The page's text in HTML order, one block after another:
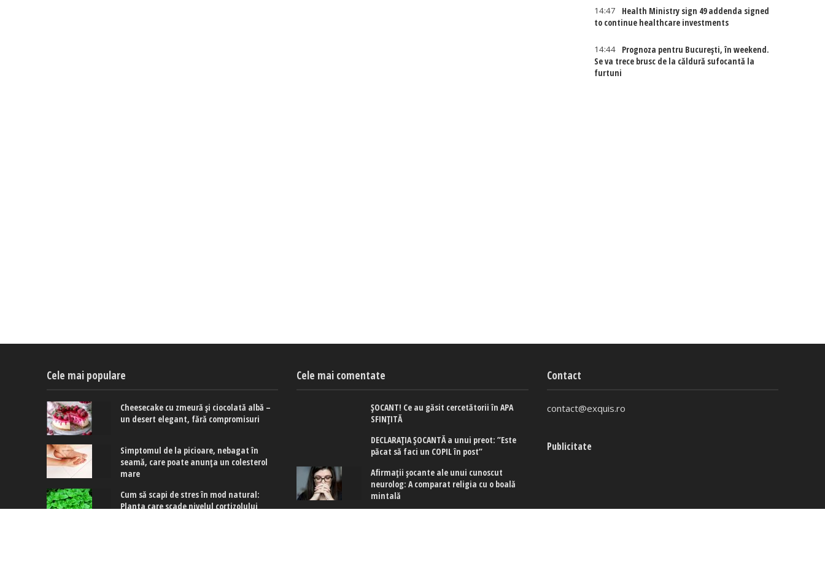
14:47
Health Ministry sign 49 addenda signed
to continue healthcare investments
14:44
Prognoza pentru București, în weekend.
Se va trece brusc de la căldură sufocantă la
furtuni
Cele mai populare
Cheesecake cu zmeură și ciocolată albă –
un desert elegant, fără compromisuri
Simptomul de la picioare, nebagat în
seamă, care poate anunța un colesterol
mare
Cum să scapi de stres în mod natural:
Planta care scade nivelul cortizolului
Cele mai comentate
ȘOCANT! Ce au găsit cercetătorii în APA
SFINȚITĂ
DECLARAȚIA ȘOCANTĂ a unui preot: ”Este
păcat să faci un COPIL în post”
Afirmaţii şocante ale unui cunoscut
neurolog: A comparat religia cu o boală
mintală
Contact
contact@exquis.ro
Publicitate